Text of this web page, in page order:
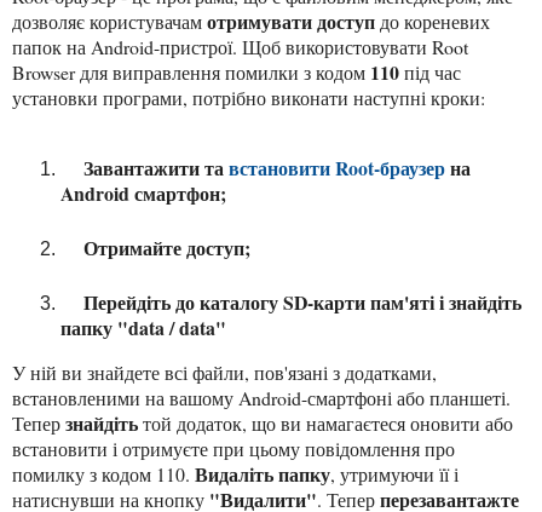
дозволяє користувачамотримувати доступдо кореневих
папок на Android-пристрої. Щоб використовувати Root
Browser для виправлення помилки з кодом 110під час
установки програми, потрібно виконати наступні кроки:
Завантажити тавстановити Root-браузерна
Android смартфон;
Отримайте доступ;
Перейдіть до каталогу SD-карти пам'яті і знайдіть
папку "data / data"
У ній ви знайдете всі файли, пов'язані з додатками,
встановленими на вашому Android-смартфоні або планшеті.
Теперзнайдітьтой додаток, що ви намагаєтеся оновити або
встановити і отримуєте при цьому повідомлення про
помилку з кодом 110. Видаліть папку, утримуючи її і
натиснувши на кнопку "Видалити". Теперперезавантажте